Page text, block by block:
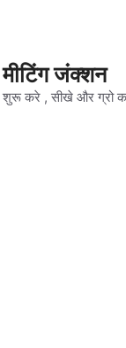
मीटिंग जंक्शन
शुरू करे , सीखे और ग्रो